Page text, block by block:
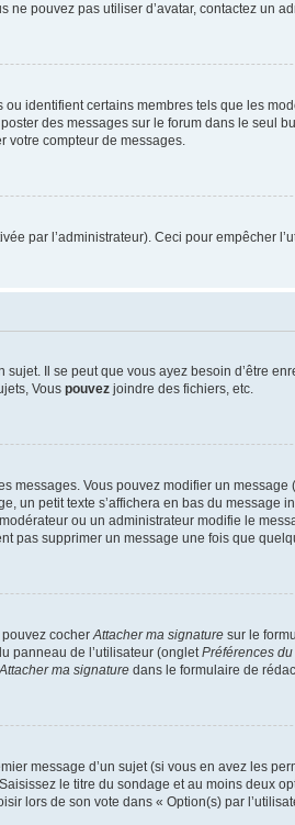
pouvez pas utiliser d’avatar, contactez un
identifient certains membres tels que les
des messages sur le forum dans le seul
votre compteur de messages.
par l’administrateur). Ceci pour empêcher
Il se peut que vous ayez besoin d’être
Vous pouvez joindre des fichiers, etc.
messages. Vous pouvez modifier un
un petit texte s’affichera en bas du message
ou un administrateur modifie le
pas supprimer un message une fois que
pouvez cocherAttacher ma signature sur le
panneau de l’utilisateur (ongletPréférences
Attacher ma signature dans le formulaire de
message d’un sujet (si vous en avez les
le titre du sondage et au moins deux
lors de son vote dans « Option(s) par